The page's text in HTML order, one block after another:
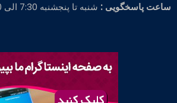
ساعت پاسخگویی : شنبه تا پنجشنبه 7:30 الی 19:30